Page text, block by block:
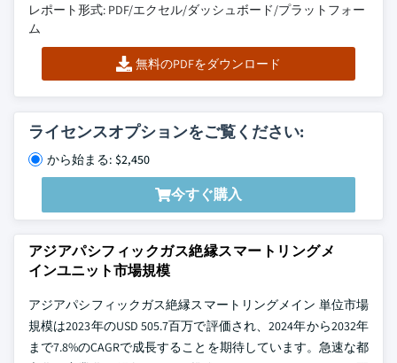
レポート形式: PDF/エクセル/ダッシュボード/プラットフォー
ム
無料のPDFをダウンロード
ライセンスオプションをご覧ください:
から始まる: $2,450
今すぐ購入
アジアパシフィックガス絶縁スマートリングメ
インユニット市場規模
アジアパシフィックガス絶縁スマートリングメイン 単位市場
規模は2023年のUSD 505.7百万で評価され、2024年から2032年
まで7.8%のCAGRで成長することを期待しています。急速な都